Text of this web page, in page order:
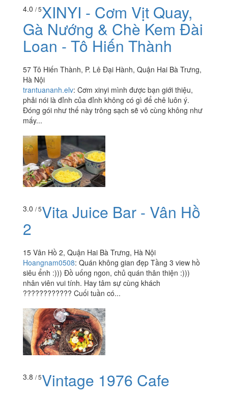
4.0 / 5XINYI - Cơm Vịt Quay,
Gà Nướng & Chè Kem Đài
Loan - Tô Hiến Thành
57 Tô Hiến Thành, P. Lê Đại Hành, Quận Hai Bà Trưng,
Hà Nội
trantuananh.elv: Cơm xinyi mình được bạn giới thiệu,
phải nói là đỉnh của đỉnh không có gì để chê luôn ý.
Đóng gói như thế này trông sạch sẽ vô cùng không như
mấy...
3.0 / 5Vita Juice Bar - Vân Hồ
2
15 Vân Hồ 2, Quận Hai Bà Trưng, Hà Nội
Hoangnam0508: Quán không gian đẹp Tầng 3 view hồ
siêu ểnh :))) Đồ uống ngon, chủ quán thân thiện :)))
nhân viên vui tính. Hay tâm sự cùng khách
???????????? Cuối tuần có...
3.8 / 5Vintage 1976 Cafe